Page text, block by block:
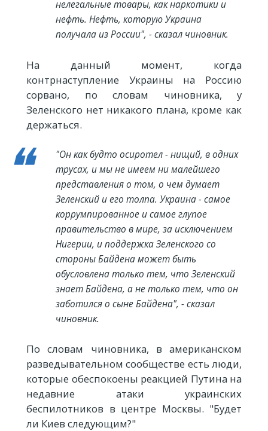
нелегальные товары, как наркотики и
нефть. Нефть, которую Украина
получала из России", - сказал чиновник.
На данный момент, когда
контрнаступление Украины на Россию
сорвано, по словам чиновника, у
Зеленского нет никакого плана, кроме как
держаться.
"Он как будто осиротел - нищий, в одних
трусах, и мы не имеем ни малейшего
представления о том, о чем думает
Зеленский и его толпа. Украина - самое
коррумпированное и самое глупое
правительство в мире, за исключением
Нигерии, и поддержка Зеленского со
стороны Байдена может быть
обусловлена только тем, что Зеленский
знает Байдена, а не только тем, что он
заботился о сыне Байдена", - сказал
чиновник.
По словам чиновника, в американском
разведывательном сообществе есть люди,
которые обеспокоены реакцией Путина на
недавние атаки украинских
беспилотников в центре Москвы. "Будет
ли Киев следующим?"